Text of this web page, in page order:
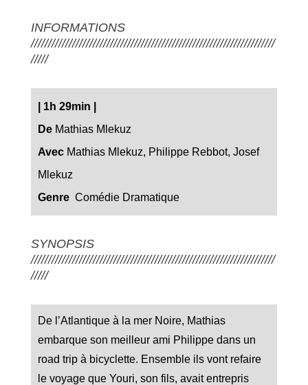
INFORMATIONS
///////////////////////////////////////////////////////////////////////
/////
1h 29min
DeMathias Mlekuz
AvecMathias Mlekuz, Philippe Rebbot, Josef
Mlekuz
GenreComédie Dramatique
SYNOPSIS
///////////////////////////////////////////////////////////////////////
/////
De l’Atlantique à la mer Noire, Mathias
embarque son meilleur ami Philippe dans un
road trip à bicyclette. Ensemble ils vont refaire
le voyage que Youri, son fils, avait entrepris